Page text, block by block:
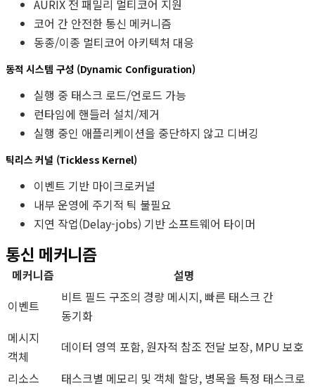
AURIX 전 패밀리 멀티코어 지원
코어 간 안전한 통신 메커니즘
동종/이종 멀티코어 아키텍처 대응
동적 시스템 구성 (Dynamic Configuration)
실행 중 태스크 로드/언로드 가능
런타임에 핸들러 설치/제거
실행 중인 애플리케이션을 중단하지 않고 디버깅
틱리스 커널 (Tickless Kernel)
이벤트 기반 마이크로커널
내부 운영에 주기적 틱 불필요
지연 작업(Delay-jobs) 기반 소프트웨어 타이머
통신 메커니즘
메커니즘
설명
이벤트
비트 필드 구조의 경량 메시지, 빠른 태스크 간
동기화
메시지
객체
데이터 영역 포함, 원자적 참조 전달 보장, MPU 보호
리소스
태스크별 메모리 및 객체 할당, 병목을 특정 태스크로